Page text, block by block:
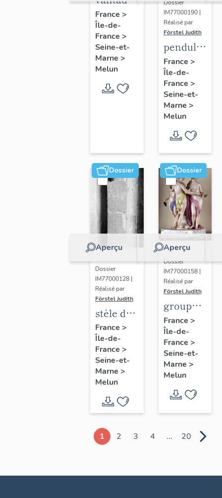
du
portail
central
France >
Île-de-
France >
Seine-et-
Marne >
Melun
Dossier
IM77000190 |
Réalisé par
Förstel Judith
pendule
et paire
de
chandeliers
assortis
France >
Île-de-
France >
Seine-et-
Marne >
Melun
Dossier
Aperçu
Dossier
IM77000128 |
Réalisé par
Förstel Judith
stèle de
Marguerite
Lamour
France >
Île-de-
France >
Seine-et-
Marne >
Melun
Dossier
Aperçu
Dossier
IM77000158 |
Réalisé par
Förstel Judith
groupe
des
Trois
Grâces
France >
Île-de-
France >
Seine-et-
Marne >
Melun
1 2 3 4 ... 20